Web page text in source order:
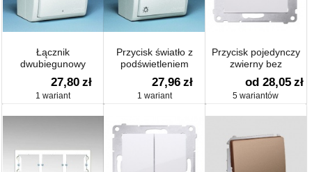
Łącznik
dwubiegunowy
27,80 zł
1 wariant
Przycisk światło z
podświetleniem
27,96 zł
1 wariant
Przycisk pojedynczy
zwierny bez
piktogramu (moduł) 10
AX
od 28,05 zł
5 wariantów